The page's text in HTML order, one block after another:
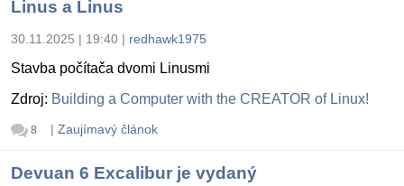
Linus a Linus
30.11.2025 | 19:40 | redhawk1975
Stavba počítača dvomi Linusmi
Zdroj: Building a Computer with the CREATOR of Linux!
8 | Zaujímavý článok
Devuan 6 Excalibur je vydaný